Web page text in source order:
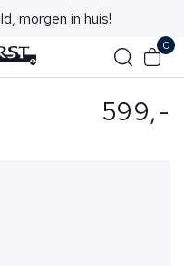
morgen in huis!
0
599,-